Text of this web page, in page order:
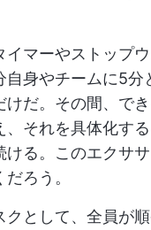
イマーやストップ
自身やチームに5分
けだ。その間、で
、それを具体化す
ける。このエクサ
ろう。
クとして、全員が